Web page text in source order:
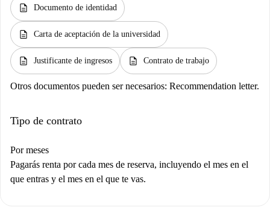
description Documento de identidad
description Carta de aceptación de la universidad
description Justificante de ingresos description Contrato de trabajo
Otros documentos pueden ser necesarios: Recommendation letter.
Tipo de contrato
Por meses
Pagarás renta por cada mes de reserva, incluyendo el mes en el
que entras y el mes en el que te vas.